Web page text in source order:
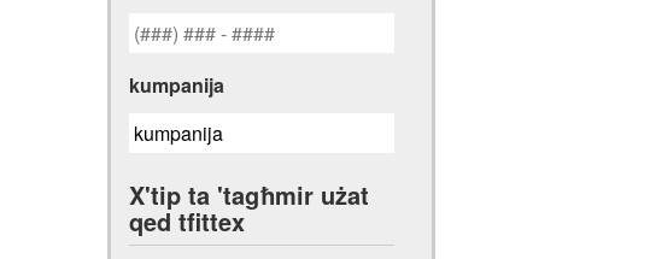
kumpanija
X'tip ta 'tagħmir użat
qed tfittex